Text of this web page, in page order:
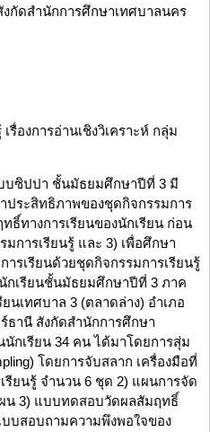
งกัดสำนักการศึกษาเทศบาลนคร
องการอ่านเชิงวิเคราะห์ กลุ่ม
บซิปปา ชั้นมัธยมศึกษาปีที่ 3 มี
ประสิทธิภาพของชุดกิจกรรมการ
ธิ์ทางการเรียนของนักเรียน ก่อน
การเรียนรู้ และ 3) เพื่อศึกษา
รเรียนด้วยชุดกิจกรรมการเรียนรู้
กเรียนชั้นมัธยมศึกษาปีที่ 3 ภาค
นเทศบาล 3 (ตลาดล่าง) อำเภอ
ธานี สังกัดสำนักการศึกษา
กเรียน 34 คน ได้มาโดยการสุ่ม
โดยการจับสลาก เครื่องมือที่
รียนรู้ จำนวน 6 ชุด 2) แผนการจัด
น 3) แบบทดสอบวัดผลสัมฤทธิ์
บบสอบถามความพึงพอใจของ